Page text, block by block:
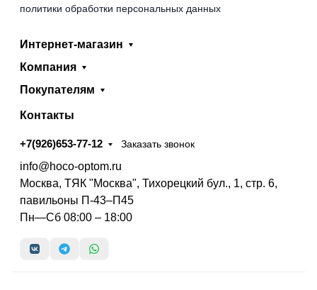
политики обработки персональных данных
Интернет-магазин
Компания
Покупателям
Контакты
+7(926)653-77-12 Заказать звонок
info@hoco-optom.ru
Москва, ТЯК "Москва", Тихорецкий бул., 1, стр. 6,
павильоны П-43–П45
Пн—Сб 08:00 – 18:00